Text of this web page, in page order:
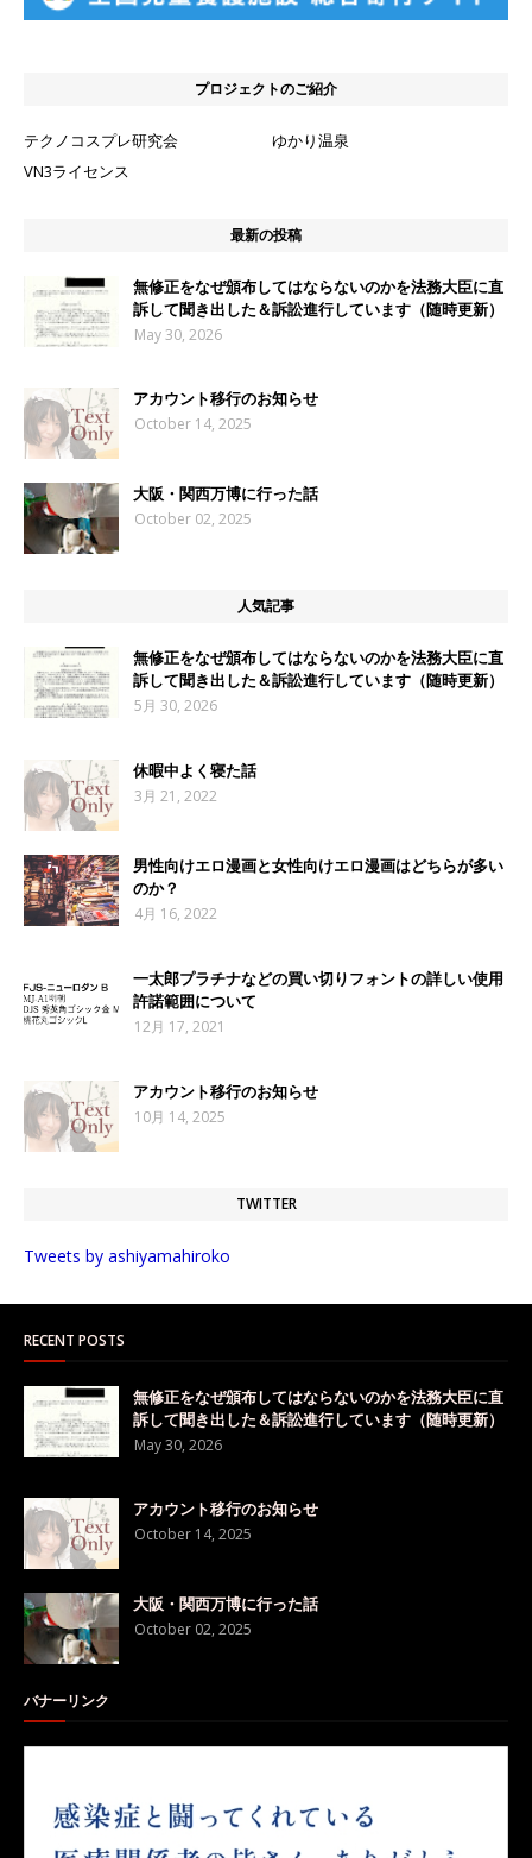
プロジェクトのご紹介
テクノコスプレ研究会
ゆかり温泉
VN3ライセンス
最新の投稿
無修正をなぜ頒布してはならないのかを法務大臣に直
訴して聞き出した＆訴訟進行しています（随時更新）
May 30, 2026
アカウント移行のお知らせ
October 14, 2025
大阪・関西万博に行った話
October 02, 2025
人気記事
無修正をなぜ頒布してはならないのかを法務大臣に直
訴して聞き出した＆訴訟進行しています（随時更新）
5月 30, 2026
休暇中よく寝た話
3月 21, 2022
男性向けエロ漫画と女性向けエロ漫画はどちらが多い
のか？
4月 16, 2022
一太郎プラチナなどの買い切りフォントの詳しい使用
許諾範囲について
12月 17, 2021
アカウント移行のお知らせ
10月 14, 2025
TWITTER
Tweets by ashiyamahiroko
RECENT POSTS
無修正をなぜ頒布してはならないのかを法務大臣に直
訴して聞き出した＆訴訟進行しています（随時更新）
May 30, 2026
アカウント移行のお知らせ
October 14, 2025
大阪・関西万博に行った話
October 02, 2025
バナーリンク